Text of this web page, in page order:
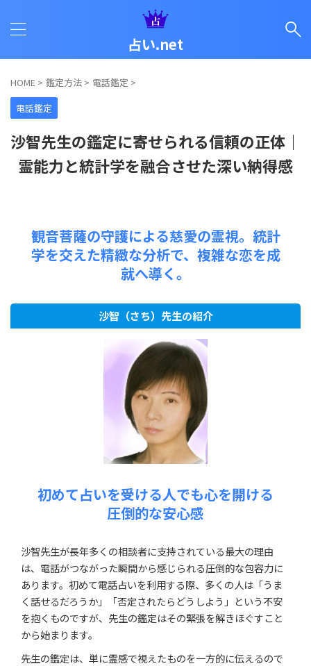
占い.net
HOME > 鑑定方法 > 電話鑑定 >
電話鑑定
沙智先生の鑑定に寄せられる信頼の正体｜
霊能力と統計学を融合させた深い納得感
観音菩薩の守護による慈愛の霊視。統計
学を交えた精緻な分析で、複雑な恋を成
就へ導く。
沙智（さち）先生の紹介
初めて占いを受ける人でも心を開ける
圧倒的な安心感
沙智先生が長年多くの相談者に支持されている最大の理由
は、電話がつながった瞬間から感じられる圧倒的な包容力に
あります。初めて電話占いを利用する際、多くの人は「うま
く話せるだろうか」「否定されたらどうしよう」という不安
を抱くものですが、先生の鑑定はその緊張を解きほぐすこと
から始まります。
先生の鑑定は、単に霊感で視えたものを一方的に伝えるので